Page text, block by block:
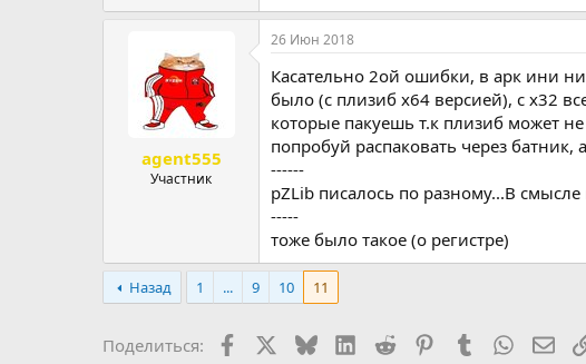
agent555
Участник
26 Июн 2018
Касательно 2ой ошибки, в арк ини
было (с плизиб x64 версией), с х32
которые пакуешь т.к плизиб может
попробуй распаковать через батник,
------
pZLib писалось по разному...В
-----
тоже было такое (о регистре)
Назад 1 ... 9 10 11
Поделиться: FacebookX (Twitter)
BlueskyLinkedIn
Reddit PinterestTumblr